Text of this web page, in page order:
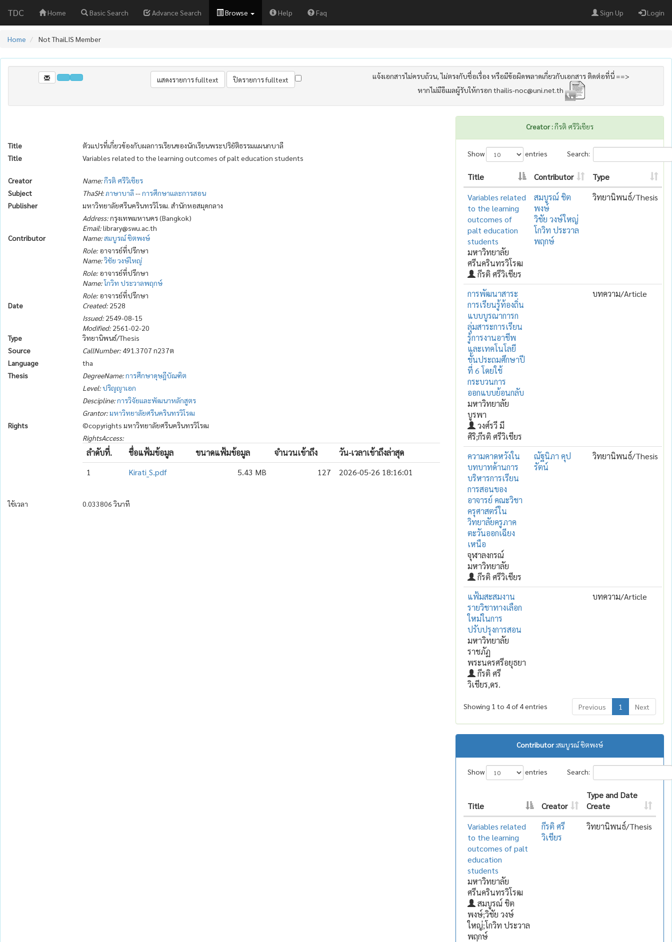
TDC Home Basic Search Advance Search Browse Help Faq Sign Up Login
Home Not ThaiLIS Member
แจ้งเอกสารไม่ครบถ้วน, ไม่ตรงกับชื่อเรื่อง หรือมีข้อผิดพลาดเกี่ยวกับเอกสาร ติดต่อที่นี่ ==>
หากไม่มีอีเมลผู้รับให้กรอก thailis-noc@uni.net.th
Title
ตัวแปรที่เกี่ยวข้องกับผลการเรียนของนักเรียนพระปริยัติธรรมแผนกบาลี
Title
Variables related to the learning outcomes of palt education students
Creator Name:กีรติ ศรีวิเชียร
Subject
ThaSH:ภาษาบาลี --การศึกษาและการสอน
Publisher
มหาวิทยาลัยศรีนครินทรวิโรฒ. สำนักหอสมุดกลาง
Address:กรุงเทพมหานคร (Bangkok)
Email:library@swu.ac.th
Contributor
Name:สมบูรณ์ ชิตพงษ์
Role: อาจารย์ที่ปรึกษา
Name:วิชัย วงษ์ใหญ่
Role: อาจารย์ที่ปรึกษา
Name:โกวิท ประวาลพฤกษ์
Role: อาจารย์ที่ปรึกษา
Date
Created: 2528
Issued: 2549-08-15
Modified: 2561-02-20
Type
วิทยานิพนธ์/Thesis
Source
CallNumber: 491.3707 ก237ต
Language
tha
Thesis
DegreeName:การศึกษาดุษฎีบัณฑิต
Level:ปริญญาเอก
Descipline:การวิจัยและพัฒนาหลักสูตร
Grantor:มหาวิทยาลัยศรีนครินทรวิโรฒ
Rights
©copyrights มหาวิทยาลัยศรีนครินทรวิโรฒ
RightsAccess:
ลำดับที่. ชื่อแฟ้มข้อมูล ขนาดแฟ้มข้อมูล จำนวนเข้าถึง
วัน-เวลาเข้าถึงล่าสุด
1
Kirati_S.pdf 5.43 MB 127 2026-05-26 18:16:01
ใช้เวลา 0.033806 วินาที
Creator :กีรติ ศรีวิเชียร
Show entries Search:
Title Contributor
Type
Variables related
to the learning
outcomes of
palt education
students
มหาวิทยาลัย
ศรีนครินทรวิโรฒ
กีรติ ศรีวิเชียร
สมบูรณ์ ชิต
พงษ์
วิชัย วงษ์ใหญ่
โกวิท ประวาล
พฤกษ์
วิทยานิพนธ์/Thesis
การพัฒนาสาระ
การเรียนรู้ท้องถิ่น
แบบบูรณาการก
ลุ่มสาระการเรียน
รู้การงานอาชีพ
และเทคโนโลยี
ชั้นประถมศึกษาปี
ที่ 6 โดยใช้
กระบวนการ
ออกแบบย้อนกลับ
มหาวิทยาลัย
บูรพา
วงศ์รวี มี
ศิริ;กีรติ ศรีวิเชียร
บทความ/Article
ความคาดหวังใน
บทบาทด้านการ
บริหารการเรียน
การสอนของ
อาจารย์ คณะวิชา
ครุศาสตร์ใน
วิทยาลัยครูภาค
ตะวันออกเฉียง
เหนือ
จุฬาลงกรณ์
มหาวิทยาลัย
กีรติ ศรีวิเชียร
ณัฐนิภา คุป
รัตน์
วิทยานิพนธ์/Thesis
แฟ้มสะสมงาน
รายวิชาทางเลือก
ใหม่ในการ
ปรับปรุงการสอน
มหาวิทยาลัย
ราชภัฏ
พระนครศรีอยุธยา
กีรติ ศรี
วิเชียร,ดร.
บทความ/Article
Showing 1 to 4 of 4 entries Previous 1 Next
Contributor :สมบูรณ์ ชิตพงษ์
Show entries Search:
Title Creator
Type and Date
Create
Variables related
to the learning
outcomes of palt
education
students
มหาวิทยาลัย
ศรีนครินทรวิโรฒ
สมบูรณ์ ชิต
พงษ์;วิชัย วงษ์
ใหญ่;โกวิท ประวาล
พฤกษ์
กีรติ ศรี
วิเชียร
วิทยานิพนธ์/Thesis